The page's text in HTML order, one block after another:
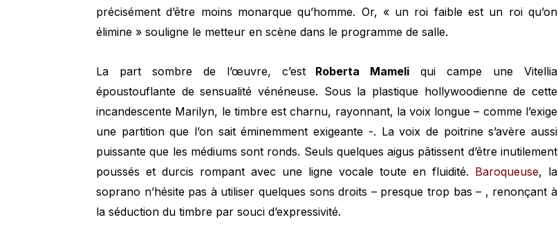
précisément d’être moins monarque qu’homme. Or, « un roi faible est un roi qu’on
élimine » souligne le metteur en scène dans le programme de salle.
La part sombre de l’œuvre, c’estRoberta Mameli qui campe une Vitellia
époustouflante de sensualité vénéneuse. Sous la plastique hollywoodienne de cette
incandescente Marilyn, le timbre est charnu, rayonnant, la voix longue – comme l’exige
une partition que l’on sait éminemment exigeante -. La voix de poitrine s’avère aussi
puissante que les médiums sont ronds. Seuls quelques aigus pâtissent d’être inutilement
poussés et durcis rompant avec une ligne vocale toute en fluidité. Baroqueuse, la
soprano n’hésite pas à utiliser quelques sons droits – presque trop bas – , renonçant à
la séduction du timbre par souci d’expressivité.